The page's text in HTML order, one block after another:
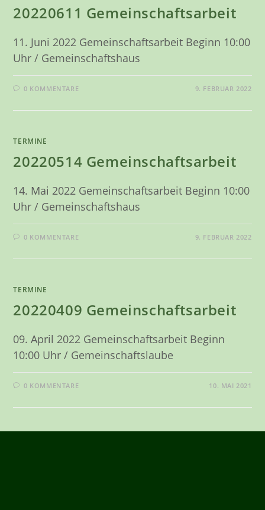
20220611 Gemeinschaftsarbeit
11. Juni 2022 Gemeinschaftsarbeit Beginn 10:00
Uhr / Gemeinschaftshaus
0 KOMMENTARE 9. FEBRUAR 2022
TERMINE
20220514 Gemeinschaftsarbeit
14. Mai 2022 Gemeinschaftsarbeit Beginn 10:00
Uhr / Gemeinschaftshaus
0 KOMMENTARE 9. FEBRUAR 2022
TERMINE
20220409 Gemeinschaftsarbeit
09. April 2022 Gemeinschaftsarbeit Beginn
10:00 Uhr / Gemeinschaftslaube
0 KOMMENTARE 10. MAI 2021